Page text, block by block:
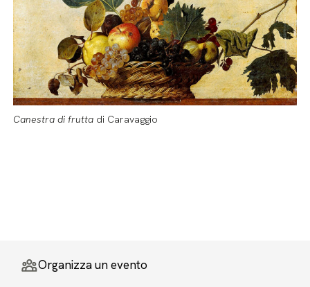
Canestra di frutta di Caravaggio
Organizza un evento